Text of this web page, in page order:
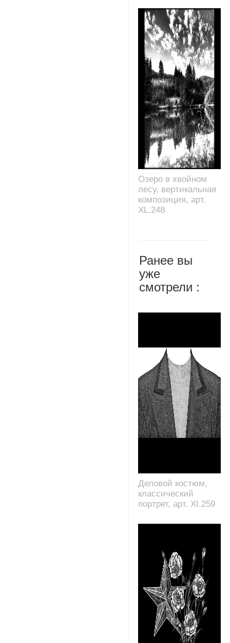
Озеро в хвойном
лесу, вертикальная
композиция, арт.
XL.248
Ранее вы
уже
смотрели :
Деловой костюм,
классический
портрет, арт. XI.259